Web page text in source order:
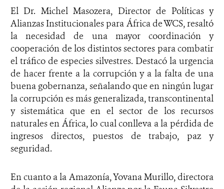
El Dr. Michel Masozera, Director de Políticas y
Alianzas Institucionales para África de WCS, resaltó
la necesidad de una mayor coordinación y
cooperación de los distintos sectores para combatir
el tráfico de especies silvestres. Destacó la urgencia
de hacer frente a la corrupción y a la falta de una
buena gobernanza, señalando que en ningún lugar
la corrupción es más generalizada, transcontinental
y sistemática que en el sector de los recursos
naturales en África, lo cual conlleva a la pérdida de
ingresos directos, puestos de trabajo, paz y
seguridad.
En cuanto a la Amazonía, Yovana Murillo, directora